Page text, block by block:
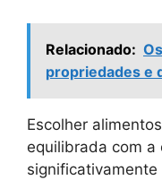
Relacionado:
propriedades e
Escolher
equilibrada com